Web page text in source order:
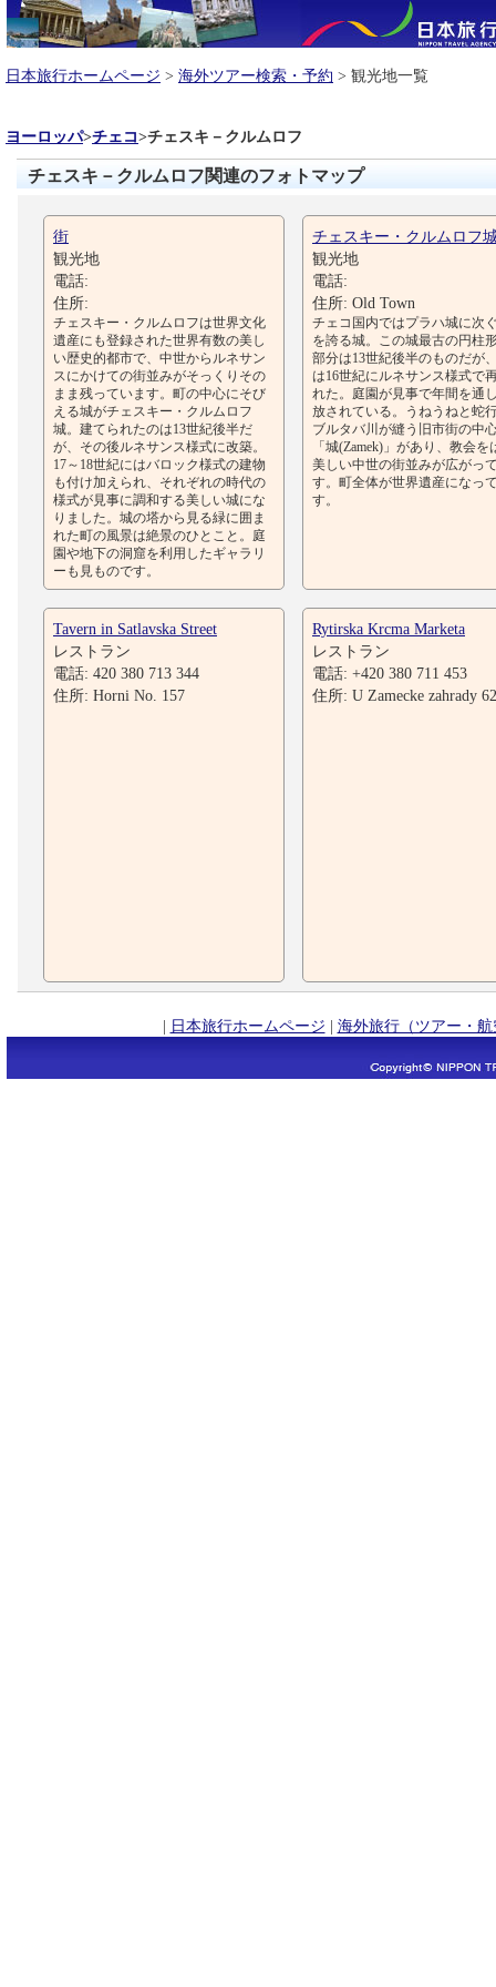
日本旅行ホームページ > 海外ツアー検索・予約 > 観光地一覧
ヨーロッパ>チェコ>チェスキ－クルムロフ
チェスキ－クルムロフ関連のフォトマップ
街
観光地
電話:
住所:
チェスキー・クルムロフは世界文化
遺産にも登録された世界有数の美し
い歴史的都市で、中世からルネサン
スにかけての街並みがそっくりその
まま残っています。町の中心にそび
える城がチェスキー・クルムロフ
城。建てられたのは13世紀後半だ
が、その後ルネサンス様式に改築。
17～18世紀にはバロック様式の建物
も付け加えられ、それぞれの時代の
様式が見事に調和する美しい城にな
りました。城の塔から見る緑に囲ま
れた町の風景は絶景のひとこと。庭
園や地下の洞窟を利用したギャラリ
ーも見ものです。
チェスキー・クルムロフ
観光地
電話:
住所: Old Town
チェコ国内ではプラハ城に次
を誇る城。この城最古の円柱
部分は13世紀後半のものだが
は16世紀にルネサンス様式で
れた。庭園が見事で年間を通
放されている。うねうねと蛇
ブルタバ川が縫う旧市街の中
「城(Zamek)」があり、教会を
美しい中世の街並みが広がっ
す。町全体が世界遺産になっ
す。
Tavern in Satlavska Street
レストラン
電話: 420 380 713 344
住所: Horni No. 157
Rytirska Krcma Marketa
レストラン
電話: +420 380 711 453
住所: U Zamecke zahrady 62
| 日本旅行ホームページ | 海外旅行（ツアー・航